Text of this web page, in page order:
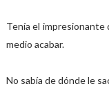
Tenía el impresionante
medio acabar.
No sabía de dónde le